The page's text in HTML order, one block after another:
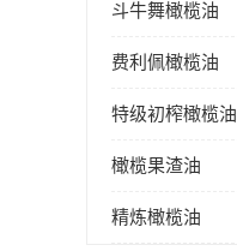
斗牛舞橄榄油
费利佩橄榄油
特级初榨橄榄油
橄榄果渣油
精炼橄榄油